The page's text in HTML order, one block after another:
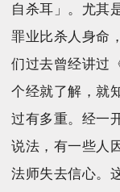
自杀耳」。尤其
罪业比杀人身命
们过去曾经讲过
个经就了解，就
过有多重。经一
说法，有一些人
法师失去信心。